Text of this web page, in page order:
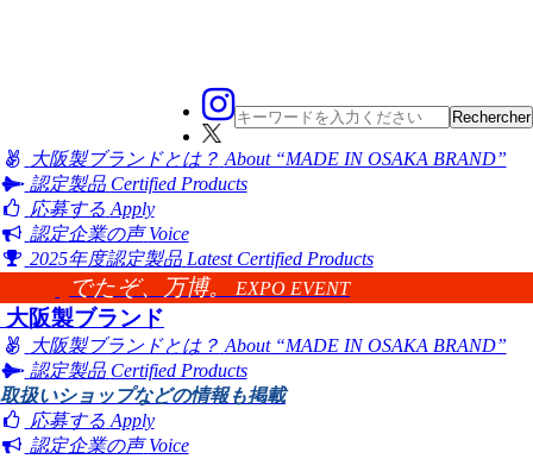
大阪製ブランドとは？ About “MADE IN OSAKA BRAND”
認定製品 Certified Products
応募する Apply
認定企業の声 Voice
2025年度認定製品 Latest Certified Products
でたぞ、万博。 EXPO EVENT
大阪製ブランド
大阪製ブランドとは？ About “MADE IN OSAKA BRAND”
認定製品 Certified Products
取扱いショップなどの情報も掲載
応募する Apply
認定企業の声 Voice